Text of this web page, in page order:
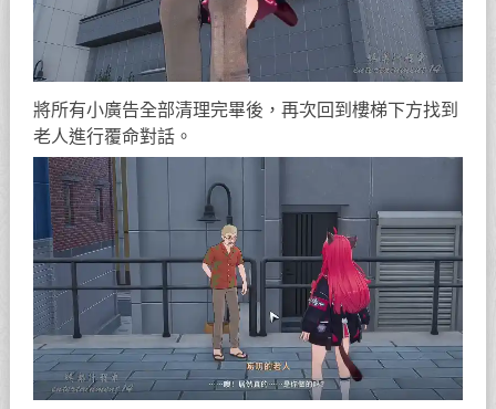
將所有小廣告全部清理完畢後，再次回到樓梯下方找到
老人進行覆命對話。